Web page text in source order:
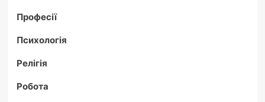
Професії
Психологія
Релігія
Робота